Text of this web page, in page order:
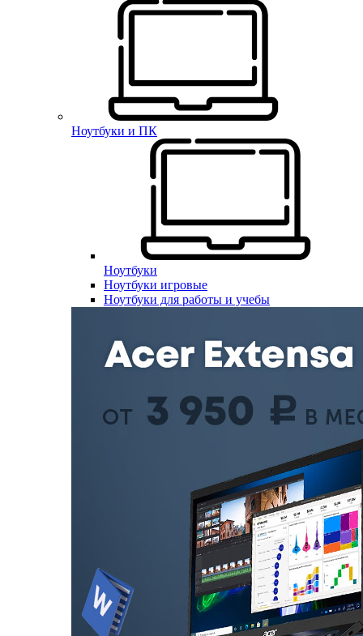
Ноутбуки и ПК
Ноутбуки
Ноутбуки игровые
Ноутбуки для работы и учебы